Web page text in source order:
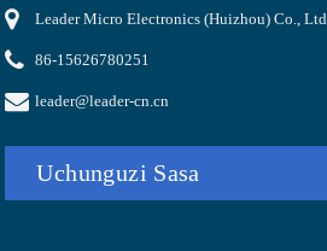
Leader Micro Electronics (Huizhou) Co., Ltd.
86-15626780251
leader@leader-cn.cn
Uchunguzi Sasa